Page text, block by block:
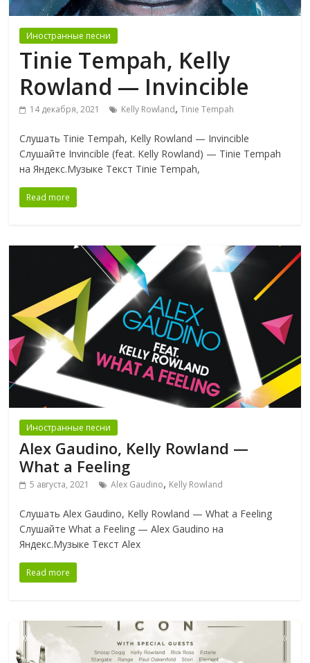
Иностранные песни
Tinie Tempah, Kelly
Rowland — Invincible
14 декабря, 2021 Kelly Rowland,Tinie Tempah
Слушать Tinie Tempah, Kelly Rowland — Invincible
Слушайте Invincible (feat. Kelly Rowland) — Tinie Tempah
на Яндекс.Музыке Текст Tinie Tempah,
Read more
Иностранные песни
Alex Gaudino, Kelly Rowland —
What a Feeling
5 августа, 2021 Alex Gaudino, Kelly Rowland
Слушать Alex Gaudino, Kelly Rowland — What a Feeling
Слушайте What a Feeling — Alex Gaudino на
Яндекс.Музыке Текст Alex
Read more